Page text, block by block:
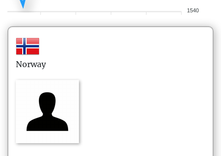
1540
Norway